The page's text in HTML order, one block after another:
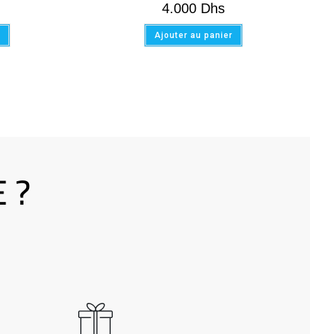
4.000Dhs
Ajouter au panier
?